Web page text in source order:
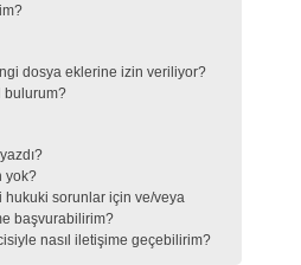
dosya eklerine izin veriliyor?
bulurum?
yok?
hukuki sorunlar için ve/veya
başvurabilirim?
nasıl iletişime geçebilirim?